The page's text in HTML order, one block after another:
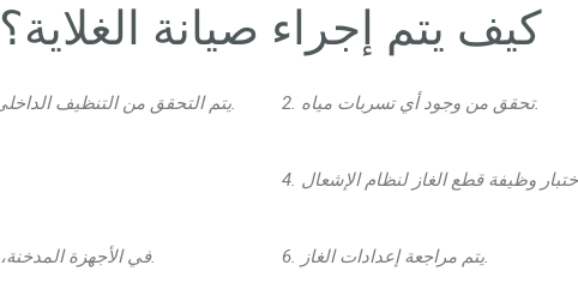
كيف يتم إجراء صيانة الغلاية؟
1. يتم التحقق من التنظيف الداخلي للغلاية وتنظيفها إذا لزم الأمر. 2. تحقق من وجود أي تسربات مياه.
5. في الأجهزة المدخنة، يتم التحقق من سحب الدخان. 6. يتم مراجعة إعدادات الغاز.